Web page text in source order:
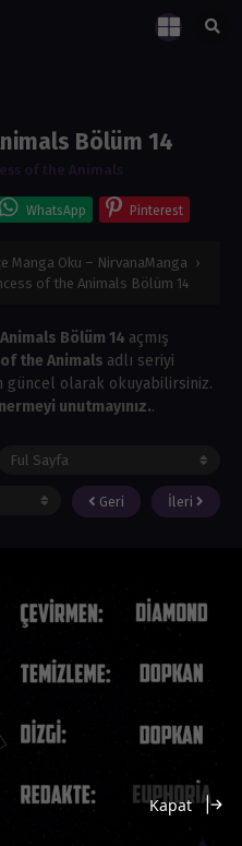
Bölüm 14
of the Animals
WhatsApp Pinterest
Manga Oku – NirvanaManga ›
of the Animals Bölüm 14
Bölüm 14 açmış
the Animals adlı seriyi
güncel olarak okuyabilirsiniz.
unutmayınız..
Geri İleri
Kapat